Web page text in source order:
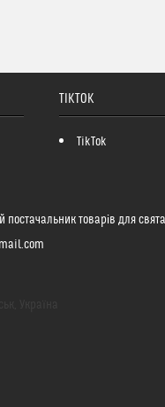
TIKTOK
TikTok
постачальник товарів для